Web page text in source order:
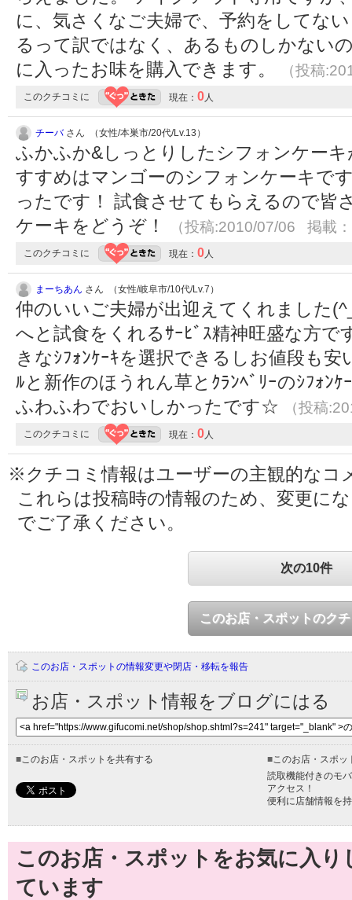
に、気さくなご夫婦で、予約をしてな
るって訳ではなく、あるものしかない
に入ったお味を購入できます。
（投稿
このクチコミに 現在： 0人
チーバさん （女性/本巣市/20代/Lv.13）
ふかふか&しっとりしたシフォンケー
すすめはマンゴーのシフォンケーキで
ったです！ 試食させてもらえるので皆
ケーキをどうぞ！
（投稿:2010/07/06 掲載
このクチコミに 現在： 0人
まーちあん さん （女性/岐阜市/10代/Lv.7）
仲のいいご夫婦が出迎えてくれました
へと試食をくれるｻｰﾋﾞｽ精神旺盛な方で
きなｼﾌｫﾝｹｰｷを選択できるしお値段も
ﾙと新作のほうれん草とｸﾗﾝﾍﾞﾘｰのｼﾌｫﾝ
ふわふわでおいしかったです☆
（投稿
このクチコミに 現在： 0人
※クチコミ情報はユーザーの主観的なコ
これらは投稿時の情報のため、変更に
でご了承ください。
次の10件
このお店・スポットのク
このお店・スポットの情報変更や閉店・移転を報告
お店・スポット情報をブログにはる
■このお店・スポットを共有する ■このお店・スポッ
読取機能付きのモ
アクセス！
便利に店舗情報を
このお店・スポットをお気に入
ています